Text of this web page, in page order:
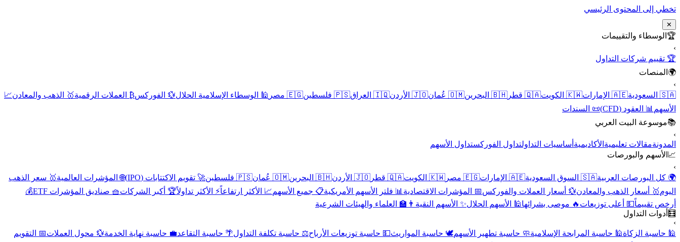
تخطي إلى المحتوى الرئيسي
✕
🏆 الوسطاء والتقييمات
›
🏆 تقييم شركات التداول
🌍 المنصات
›
🇸🇦 السعودية
🇦🇪 الإمارات 🇰🇼 الكويت 🇶🇦 قطر 🇧🇭 البحرين 🇴🇲 عُمان 🇯🇴 الأردن 🇮🇶 العراق 🇵🇸 فلسطين 🇪🇬 مصر 🕌 الوسطاء الإسلامية الحلال💱 الفوركس₿ العملات الرقمية🥇 الذهب والمعادن📈
الأسهم 📊 العقود (CFD)
📜 السندات
📚موسوعة البيت العربي
›
المدونةمقالات تعليمية الأكاديمية أساسيات التداولتداول الفوركستداول الأسهم
📈 الأسهم والبورصات
›
🌍 كل البورصات العربية🇸🇦 السوق السعودية 🇦🇪 الإمارات 🇪🇬 مصر 🇰🇼 الكويت 🇶🇦 قطر 🇯🇴 الأردن 🇧🇭 البحرين 🇴🇲 عُمان 🇵🇸 فلسطين 🚀 تقويم الاكتتابات (IPO) 🌐 المؤشرات العالمية🥇 سعر الذهب
اليوم🥇 أسعار الذهب والمعادن💱 أسعار العملات والفوركس📅 المؤشرات الاقتصادية 📊 فلتر الأسهم الأمريكية📋 جميع الأسهم📈 الأكثر ارتفاعاً⚡ الأكثر تداولاً🏆 أكبر الشركات🧺 صناديق المؤشرات ETF
💰
أرخص تقييماً💵 أعلى توزيعات 🔥 موصى بشرائها🕌 الأسهم الحلال✨ الأسهم النقية 👨‍🏫 العلماء والهيئات الشرعية
🧮 أدوات التداول
›
🕌 حاسبة الزكاة🕌 حاسبة المرابحة الإسلامية🧼 حاسبة تطهير الأسهم🕊️ حاسبة المواريث💵 حاسبة توزيعات الأرباح⚖️ حاسبة تكلفة التداول🌴 حاسبة التقاعد💼 حاسبة نهاية الخدمة💱 محول العملات📅 التقويم